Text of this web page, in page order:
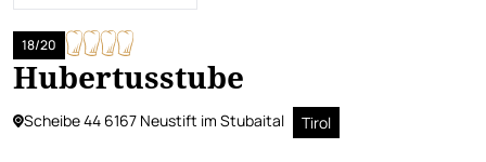
Hubertusstube
18/20
Scheibe 44 6167 Neustift im Stubaital Tirol